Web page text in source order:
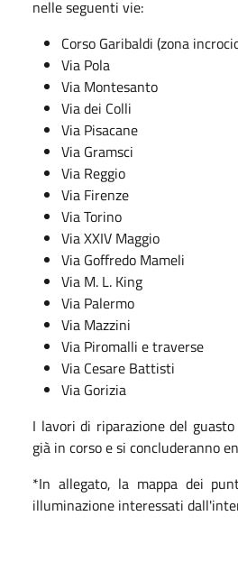
nelle seguenti vie:
Corso Garibaldi (zona
Via Pola
Via Montesanto
Via dei Colli
Via Pisacane
Via Gramsci
Via Reggio
Via Firenze
Via Torino
Via XXIV Maggio
Via Goffredo Mameli
Via M. L. King
Via Palermo
Via Mazzini
Via Piromalli e traverse
Via Cesare Battisti
Via Gorizia
I lavori di riparazione del
già in corso e si concluderanno
*In allegato, la mappa dei
illuminazione interessati